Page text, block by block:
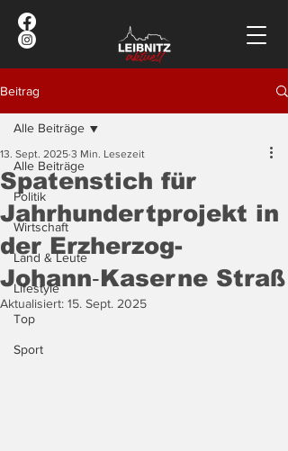
Beitrag
Alle Beiträge
Politik
Wirtschaft
Land & Leute
Lifestyle
Top
Sport
Alle Beiträge
Spatenstich für
Jahrhundertprojekt in
der Erzherzog-
Johann‑Kaserne Straß
13. Sept. 2025 3 Min. Lesezeit
Aktualisiert: 15. Sept. 2025